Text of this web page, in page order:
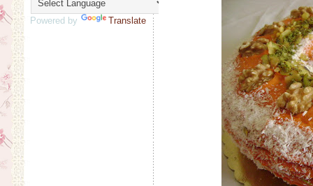
Powered by Translate